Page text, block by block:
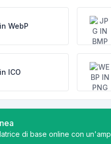
WebP
ICO
di base online con